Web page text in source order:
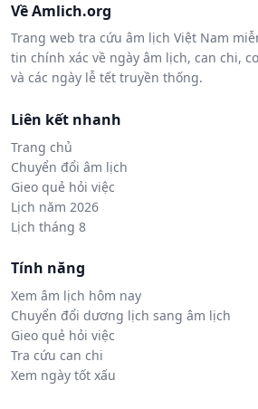
Về Amlich.org
Trang web tra cứu âm lịch Việt Nam
tin chính xác về ngày âm lịch, can chi,
và các ngày lễ tết truyền thống.
Liên kết nhanh
Trang chủ
Chuyển đổi âm lịch
Gieo quẻ hỏi việc
Lịch năm 2026
Lịch tháng 8
Tính năng
Xem âm lịch hôm nay
Chuyển đổi dương lịch sang âm lịch
Gieo quẻ hỏi việc
Tra cứu can chi
Xem ngày tốt xấu